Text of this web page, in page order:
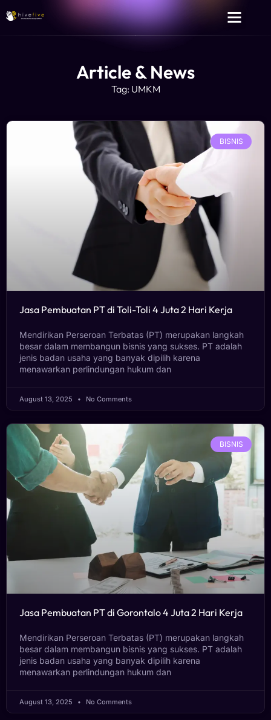
Article & News
Tag: UMKM
BISNIS
Jasa Pembuatan PT di Toli-Toli 4 Juta 2 Hari Kerja
Mendirikan Perseroan Terbatas (PT) merupakan langkah
besar dalam membangun bisnis yang sukses. PT adalah
jenis badan usaha yang banyak dipilih karena
menawarkan perlindungan hukum dan
August 13, 2025 No Comments
BISNIS
Jasa Pembuatan PT di Gorontalo 4 Juta 2 Hari Kerja
Mendirikan Perseroan Terbatas (PT) merupakan langkah
besar dalam membangun bisnis yang sukses. PT adalah
jenis badan usaha yang banyak dipilih karena
menawarkan perlindungan hukum dan
August 13, 2025 No Comments